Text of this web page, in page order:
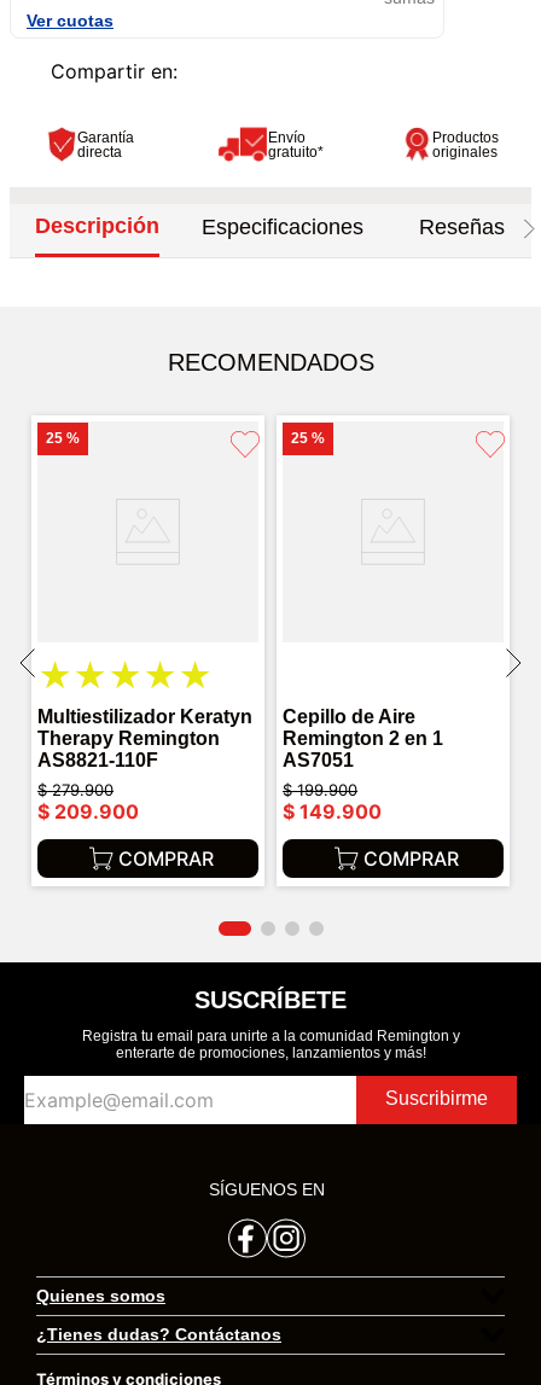
Ver cuotas
Garantía
directa
Envío
gratuito*
Productos
originales
Descripción Especificaciones Reseñas
RECOMENDADOS
25 %
★★★★★
Multiestilizador Keratyn
Therapy Remington
AS8821-110F
$ 279.900
$ 209.900
COMPRAR
25 %
Cepillo de Aire
Remington 2 en 1
AS7051
$ 199.900
$ 149.900
COMPRAR
SUSCRÍBETE
Registra tu email para unirte a la comunidad Remington y
enterarte de promociones, lanzamientos y más!
Suscribirme
SÍGUENOS EN
Quienes somos
Preguntas frecuentes
¿Tienes dudas? Contáctanos
Términos y condiciones